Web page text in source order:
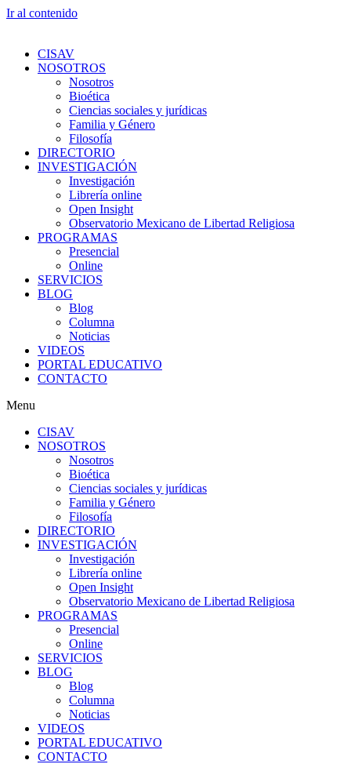
Ir al contenido
CISAV
NOSOTROS
Nosotros
Bioética
Ciencias sociales y jurídicas
Familia y Género
Filosofía
DIRECTORIO
INVESTIGACIÓN
Investigación
Librería online
Open Insight
Observatorio Mexicano de Libertad Religiosa
PROGRAMAS
Presencial
Online
SERVICIOS
BLOG
Blog
Columna
Noticias
VIDEOS
PORTAL EDUCATIVO
CONTACTO
Menu
CISAV
NOSOTROS
Nosotros
Bioética
Ciencias sociales y jurídicas
Familia y Género
Filosofía
DIRECTORIO
INVESTIGACIÓN
Investigación
Librería online
Open Insight
Observatorio Mexicano de Libertad Religiosa
PROGRAMAS
Presencial
Online
SERVICIOS
BLOG
Blog
Columna
Noticias
VIDEOS
PORTAL EDUCATIVO
CONTACTO